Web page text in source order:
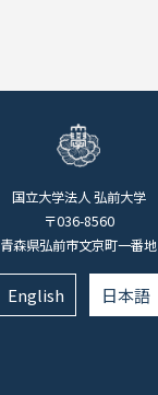
国立大学法人 弘前大学
〒036-8560
青森県弘前市文京町一番地
English 日本語